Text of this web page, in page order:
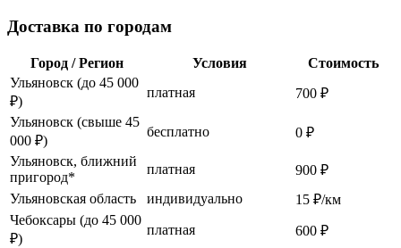
Доставка по городам
Город / Регион Условия
Стоимость
Ульяновск (до 45 000
₽)
платная
700 ₽
Ульяновск (свыше 45
000 ₽)
бесплатно
0 ₽
Ульяновск, ближний
пригород*
платная
900 ₽
Ульяновская область
индивидуально
15 ₽/км
Чебоксары (до 45 000
₽)
платная
600 ₽